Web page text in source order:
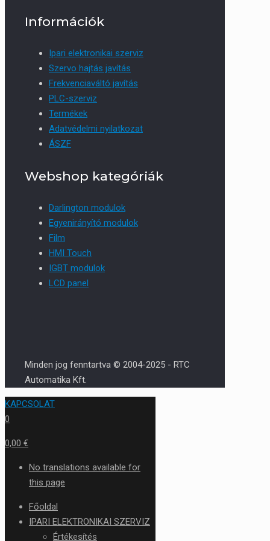
Információk
Ipari elektronikai szerviz
Szervo hajtás javítás
Frekvenciaváltó javítás
PLC-szerviz
Termékek
Adatvédelmi nyilatkozat
ÁSZF
Webshop kategóriák
Darlington modulok
Egyenirányító modulok
Film
HMI Touch
IGBT modulok
LCD panel
Minden jog fenntartva © 2004-2025 - RTC
Automatika Kft.
KAPCSOLAT
0
0,00 €
No translations available for
this page
Főoldal
IPARI ELEKTRONIKAI SZERVIZ
Értékesítés